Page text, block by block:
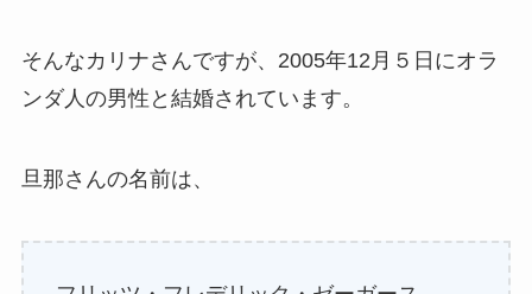
そんなカリナさんですが、2005年12月５日にオラ
ンダ人の男性と結婚されています。
旦那さんの名前は、